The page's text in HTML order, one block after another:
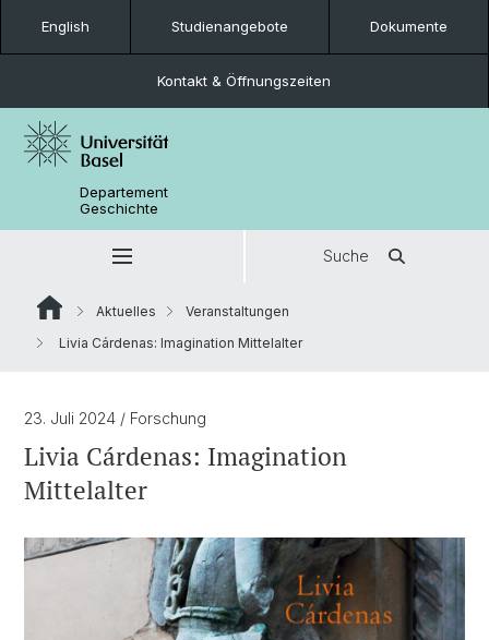
English Studienangebote Dokumente
Kontakt & Öffnungszeiten
Departement
Geschichte
Suche
Aktuelles
Veranstaltungen
Livia Cárdenas: Imagination Mittelalter
23. Juli 2024 / Forschung
Livia Cárdenas: Imagination
Mittelalter